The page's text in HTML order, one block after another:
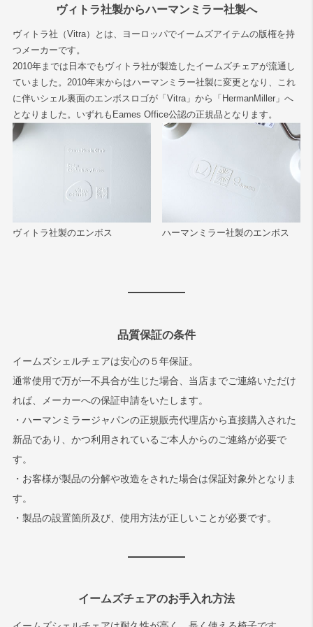
ヴィトラ社製からハーマンミラー社製へ
ヴィトラ社（Vitra）とは、ヨーロッパでイームズアイテムの版権を持
つメーカーです。
2010年までは日本でもヴィトラ社が製造したイームズチェアが流通し
ていました。2010年末からはハーマンミラー社製に変更となり、これ
に伴いシェル裏面のエンボスロゴが「Vitra」から「HermanMiller」へ
となりました。いずれもEames Office公認の正規品となります。
ヴィトラ社製のエンボス ハーマンミラー社製のエンボス
品質保証の条件
イームズシェルチェアは安心の５年保証。
通常使用で万が一不具合が生じた場合、当店までご連絡いただけ
れば、メーカーへの保証申請をいたします。
・ハーマンミラージャパンの正規販売代理店から直接購入された
新品であり、かつ利用されているご本人からのご連絡が必要で
す。
・お客様が製品の分解や改造をされた場合は保証対象外となりま
す。
・製品の設置箇所及び、使用方法が正しいことが必要です。
イームズチェアのお手入れ方法